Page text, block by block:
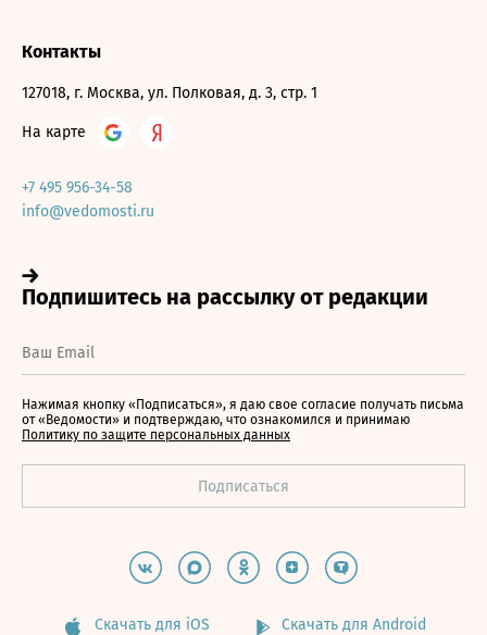
Контакты
127018, г. Москва, ул. Полковая, д. 3, стр. 1
На карте
+7 495 956-34-58
info@vedomosti.ru
Нажимая кнопку «Подписаться», я даю свое согласие получать письма
от «Ведомости» и подтверждаю, что ознакомился и принимаю
Политику по защите персональных данных
Скачать для iOS Скачать для Android